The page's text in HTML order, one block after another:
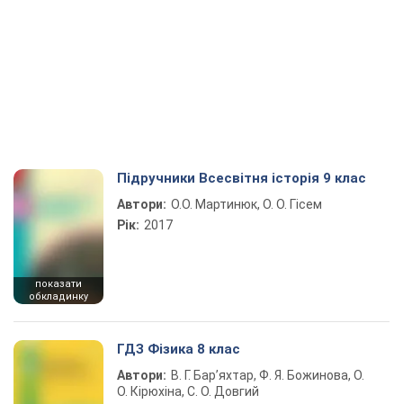
показати
обкладинку
Підручники Всесвітня історія 9 клас
Автори: О.О. Мартинюк, О. О. Гісем
Рік: 2017
ГДЗ Фізика 8 клас
Автори: В. Г. Бар’яхтар, Ф. Я. Божинова, О.
О. Кірюхіна, С. О. Довгий